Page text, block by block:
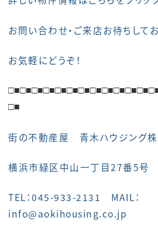
お問い合わせ・ご来店お待ちして
お気軽にどうぞ！
□■□■□■□■□■□■□■□■□■□■□■□■
□■
街の不動産屋 青木ハウジング
横浜市緑区中山一丁目27番5号
TEL：045-933-2131 MAIL：
info@aokihousing.co.jp